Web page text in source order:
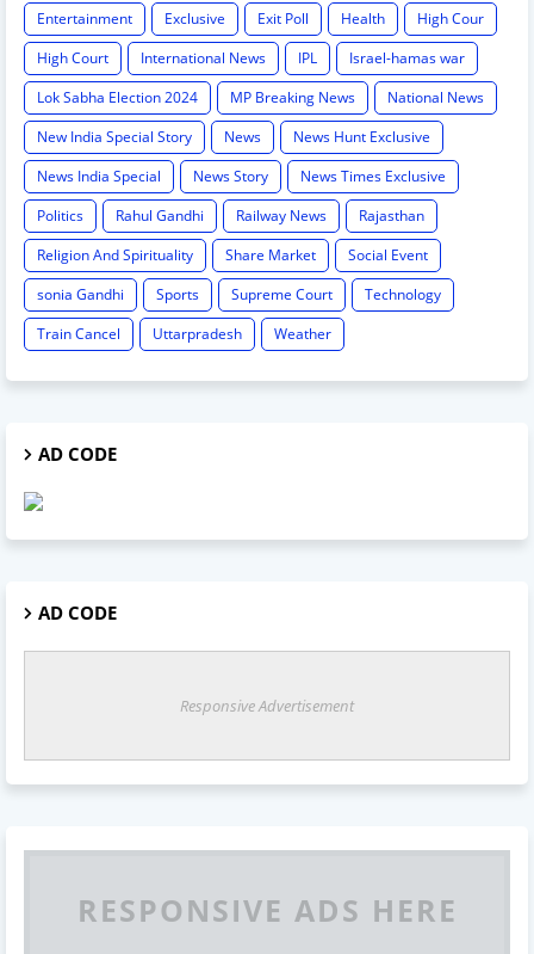
Entertainment
Exclusive Exit Poll Health
High Cour
High Court
International News IPL
Israel-hamas war
Lok Sabha Election 2024
MP Breaking News
National News
New India Special Story
News
News Hunt Exclusive
News India Special
News Story
News Times Exclusive
Politics
Rahul Gandhi Railway News
Rajasthan
Religion And Spirituality
Share Market
Social Event
sonia Gandhi
Sports Supreme Court
Technology
Train Cancel
Uttarpradesh Weather
AD CODE
AD CODE
Responsive Advertisement
RESPONSIVE ADS HERE